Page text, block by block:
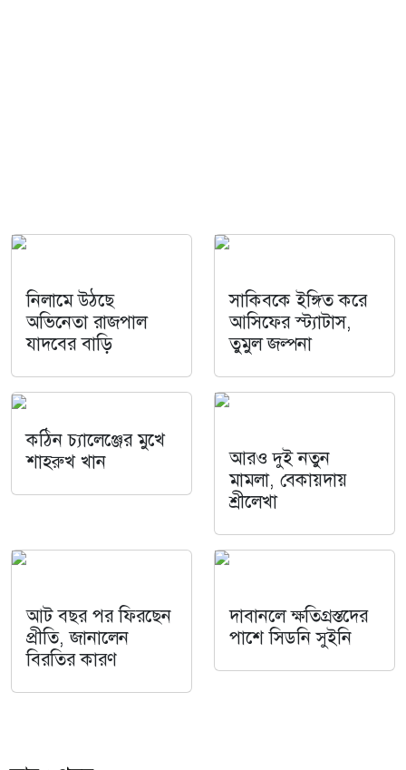
নিলামে উঠছে
অভিনেতা রাজপাল
যাদবের বাড়ি
সাকিবকে ইঙ্গিত করে
আসিফের স্ট্যাটাস,
তুমুল জল্পনা
কঠিন চ্যালেঞ্জের মুখে
শাহরুখ খান
আরও দুই নতুন
মামলা, বেকায়দায়
শ্রীলেখা
আট বছর পর ফিরছেন
প্রীতি, জানালেন
বিরতির কারণ
দাবানলে ক্ষতিগ্রস্তদের
পাশে সিডনি সুইনি